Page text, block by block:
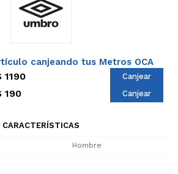
canjeando tus Metros OCA
1190 Canjear
190 Canjear
CARACTERÍSTICAS
Hombre